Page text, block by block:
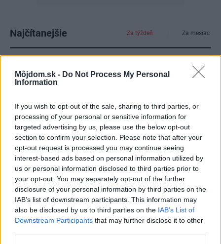
Môjdom.sk - Do Not Process My Personal
Information
If you wish to opt-out of the sale, sharing to third parties, or
processing of your personal or sensitive information for
targeted advertising by us, please use the below opt-out
section to confirm your selection. Please note that after your
opt-out request is processed you may continue seeing
interest-based ads based on personal information utilized by
us or personal information disclosed to third parties prior to
your opt-out. You may separately opt-out of the further
disclosure of your personal information by third parties on the
IAB’s list of downstream participants. This information may
also be disclosed by us to third parties on the IAB’s List of
Downstream Participants that may further disclose it to other
Najčítanejšie Za týždeň Za mesiac
seba. V novom dome je všetko pre ich život i
návštevy vnúčat
K bytu ladili aj škáry v obklade. Majitelia zbúrali
stereotyp, bývanie vyzerá ako z filmov svojského
režiséra
Kedysi boli veľkým trendom, dnes sa im radšej
vyhnite. Týchto 7 vecí robí vašu obývačku
zastaralou
Žije pri lese, chová sliepky a uspáva ju rieka.
Miestni remeselníci vytvorili bývanie, ktoré vyzerá
ako malý raj
V dome v lese vyriešili známy problém. Dvaja